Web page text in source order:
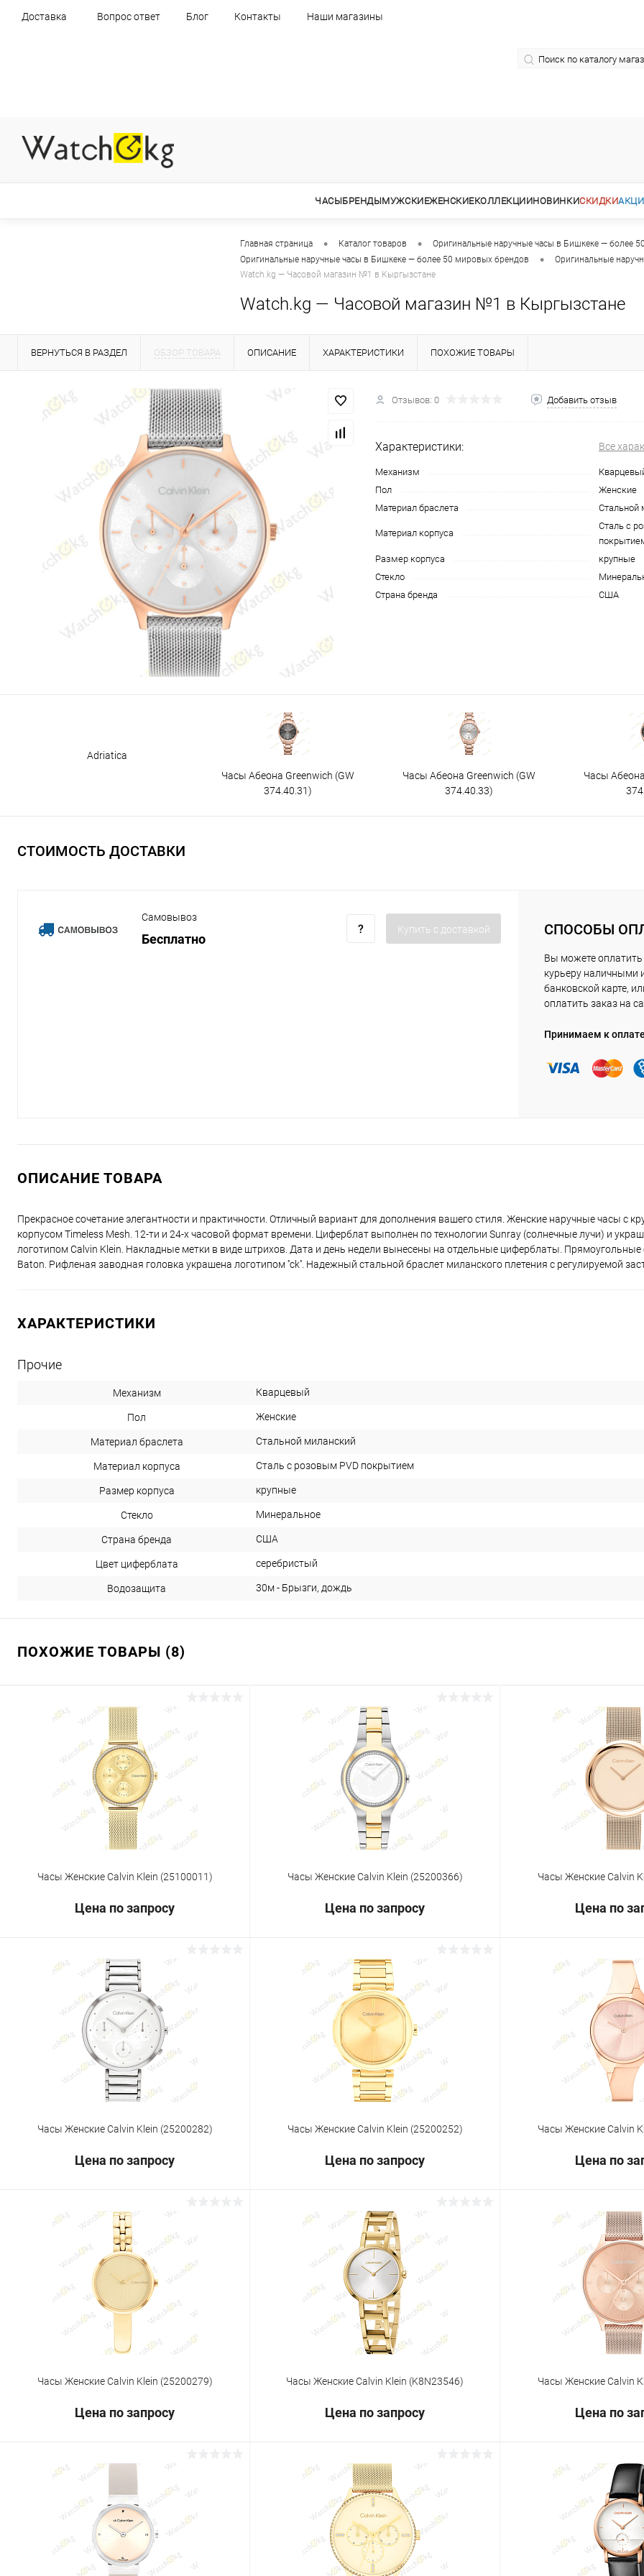
Доставка Вопрос ответ Блог Контакты Наши магазины
ЧАСЫБРЕНДЫМУЖСКИЕЖЕНСКИЕКОЛЛЕКЦИИНОВИНКИСКИДКИ
Главная страница • Каталог товаров • Оригинальные наручные часы в Бишкеке — более
Оригинальные наручные часы в Бишкеке — более 50 мировых брендов • Оригинальные
Watch.kg — Часовой магазин №1 в Кыргызстане
Watch.kg — Часовой магазин №1 в Кыргызстане
ВЕРНУТЬСЯ В РАЗДЕЛ ОБЗОР ТОВАРА ОПИСАНИЕ ХАРАКТЕРИСТИКИ ПОХОЖИЕ ТОВАРЫ
Отзывов: 0 Добавить отзыв
Характеристики: Все
Механизм
Пол
Женские
Материал браслета
Стальной
Материал корпуса
Сталь с
Размер корпуса
крупные
Стекло
Страна бренда
США
Adriatica
Часы Абеона Greenwich (GW
374.40.31)
Часы Абеона Greenwich (GW
374.40.33)
Часы
СТОИМОСТЬ ДОСТАВКИ
Самовывоз
Бесплатно
Купить c доставкой СПОСОБЫ
Вы можете оплатить
курьеру наличными
банковской карте,
оплатить заказ на
Принимаем к оплате
ОПИСАНИЕ ТОВАРА
Прекрасное сочетание элегантности и практичности. Отличный вариант для дополнения вашего стиля. Женские наручные часы с
корпусом Timeless Mesh. 12-ти и 24-х часовой формат времени. Циферблат выполнен по технологии Sunray (солнечные лучи) и
логотипом Calvin Klein. Накладные метки в виде штрихов. Дата и день недели вынесены на отдельные циферблаты. Прямоугольные
Baton. Рифленая заводная головка украшена логотипом ''ck''. Надежный стальной браслет миланского плетения с регулируемой
ХАРАКТЕРИСТИКИ
Прочие
Механизм Кварцевый
Пол Женские
Материал браслета Стальной миланский
Материал корпуса Сталь с розовым PVD покрытием
Размер корпуса крупные
Стекло Минеральное
Страна бренда США
Цвет циферблата серебристый
Водозащита 30м - Брызги, дождь
ПОХОЖИЕ ТОВАРЫ (8)
Часы Женские Calvin Klein (25100011)
Цена по запросу
Запросить цену
Купить в 1 клик Сравнение
Под заказ
Часы Женские Calvin Klein (25200366)
Цена по запросу
Запросить цену
Купить в 1 клик Сравнение
Под заказ
Часы Женские Calvin
Цена по
Купить в 1 клик
Часы Женские Calvin Klein (25200282)
Цена по запросу
Запросить цену
Купить в 1 клик
Под заказ
Часы Женские Calvin Klein (25200252)
Цена по запросу
Запросить цену
Купить в 1 клик
Под заказ
Часы Женские Calvin
Цена по
Купить в 1 клик
Часы Женские Calvin Klein (25200279)
Цена по запросу
Запросить цену
Купить в 1 клик
Под заказ
Часы Женские Calvin Klein (K8N23546)
Цена по запросу
Запросить цену
Купить в 1 клик Сравнение
Под заказ
Часы Женские Calvin
Цена по
Купить в 1 клик